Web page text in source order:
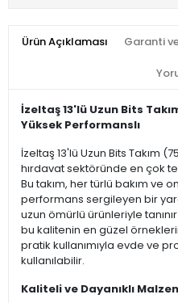
Ürün Açıklaması Garanti
İzeltaş 13'lü Uzun Bits
Yüksek Performanslı
İzeltaş 13'lü Uzun Bits Takım
hırdavat sektöründe en çok
Bu takım, her türlü bakım ve
performans sergileyen bir
uzun ömürlü ürünleriyle
bu kalitenin en güzel
pratik kullanımıyla evde ve
kullanılabilir.
Kaliteli ve Dayanıklı